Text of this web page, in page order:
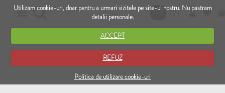
Utilizam cookie-uri, doar pentru a urmari vizitele pe site-ul nostru. Nu pastram
detalii personale.
ACCEPT
REFUZ
Politica de utilizare cookie-uri
RO EN